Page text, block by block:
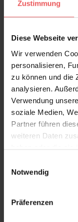
Zustimmung
Diese Webseite
Wir verwenden
personalisieren,
zu können und die
analysieren.
Verwendung
soziale Medien,
Partner führen
weiteren Daten
haben oder die sie
Notwendig
Präferenzen
Frage stellen
+49 (0)221 932
Produktgalerie
Varianten